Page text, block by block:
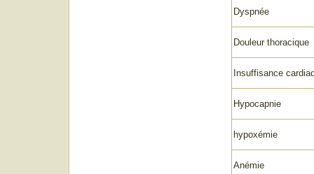
Dyspnée
Douleur thoracique
Insuffisance
Hypocapnie
hypoxémie
Anémie